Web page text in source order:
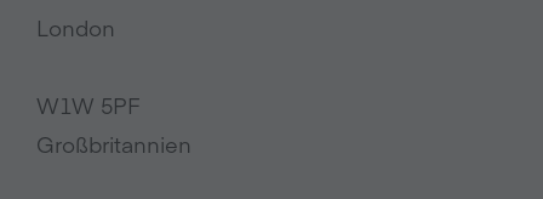
London
W1W 5PF
Großbritannien